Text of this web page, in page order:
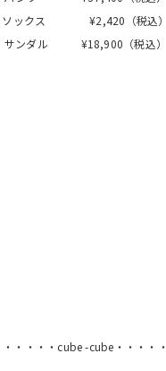
ソックス ¥2,420（税込）
サンダル ¥18,900（税込）
・・・・・cube -cube・・・・・